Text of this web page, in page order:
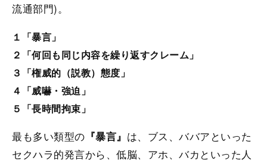
流通部門)。
１「暴言」
２「何回も同じ内容を繰り返すクレーム」
３「権威的（説教）態度」
４「威嚇・強迫」
５「長時間拘束」
最も多い類型の 『暴言』 は、ブス、ババアといった
セクハラ的発言から、低脳、アホ、バカといった人